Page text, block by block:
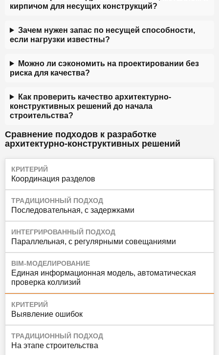
кирпичом для несущих конструкций?
Зачем нужен запас по несущей способности,
если нагрузки известны?
Можно ли сэкономить на проектировании без
риска для качества?
Как проверить качество архитектурно-
конструктивных решений до начала
строительства?
Сравнение подходов к разработке
архитектурно-конструктивных решений
КРИТЕРИЙ
Координация разделов
ТРАДИЦИОННЫЙ ПОДХОД
Последовательная, с задержками
ИНТЕГРИРОВАННЫЙ ПОДХОД
Параллельная, с регулярными совещаниями
BIM-МОДЕЛИРОВАНИЕ
Единая информационная модель, автоматическая
проверка коллизий
КРИТЕРИЙ
Выявление ошибок
ТРАДИЦИОННЫЙ ПОДХОД
На этапе строительства